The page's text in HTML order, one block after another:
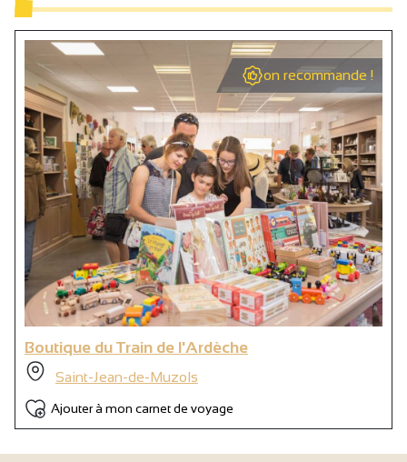
on recommande !
Boutique du Train de l'Ardèche
Saint-Jean-de-Muzols
Ajouter à mon carnet de voyage